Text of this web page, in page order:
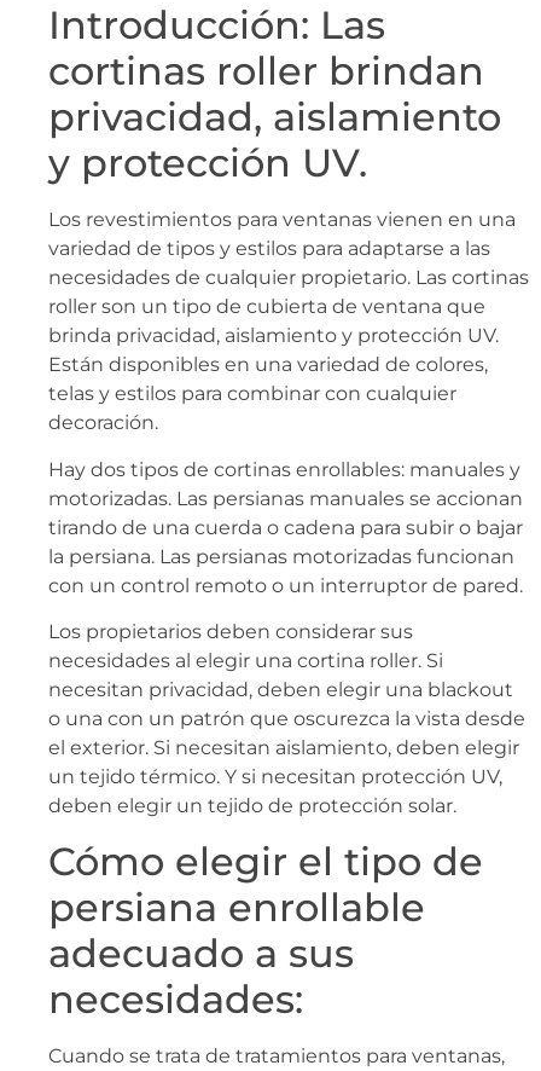
Introducción: Las
cortinas roller brindan
privacidad, aislamiento
y protección UV.
Los revestimientos para ventanas vienen en una
variedad de tipos y estilos para adaptarse a las
necesidades de cualquier propietario. Las cortinas
roller son un tipo de cubierta de ventana que
brinda privacidad, aislamiento y protección UV.
Están disponibles en una variedad de colores,
telas y estilos para combinar con cualquier
decoración.
Hay dos tipos de cortinas enrollables: manuales y
motorizadas. Las persianas manuales se accionan
tirando de una cuerda o cadena para subir o bajar
la persiana. Las persianas motorizadas funcionan
con un control remoto o un interruptor de pared.
Los propietarios deben considerar sus
necesidades al elegir una cortina roller. Si
necesitan privacidad, deben elegir una blackout
o una con un patrón que oscurezca la vista desde
el exterior. Si necesitan aislamiento, deben elegir
un tejido térmico. Y si necesitan protección UV,
deben elegir un tejido de protección solar.
Cómo elegir el tipo de
persiana enrollable
adecuado a sus
necesidades:
Cuando se trata de tratamientos para ventanas,